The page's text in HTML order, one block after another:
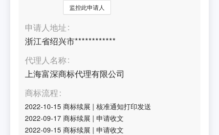
监控此申请人
申请人地址
浙江省绍兴市************
代理人名称
上海富深商标代理有限公司
商标流程
2022-10-15 商标续展 |核准通知打印发送
2022-09-17 商标续展 |申请收文
2022-09-15 商标续展 |申请收文